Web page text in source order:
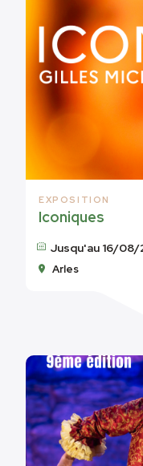
EXPOSITION
Iconiques
Jusqu'au 16/
Arles